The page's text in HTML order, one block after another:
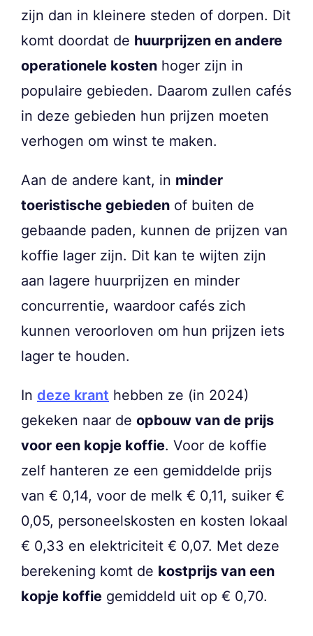
zijn dan in kleinere steden of dorpen. Dit
komt doordat de huurprijzen en andere
operationele kosten hoger zijn in
populaire gebieden. Daarom zullen cafés
in deze gebieden hun prijzen moeten
verhogen om winst te maken.
Aan de andere kant, in minder
toeristische gebieden of buiten de
gebaande paden, kunnen de prijzen van
koffie lager zijn. Dit kan te wijten zijn
aan lagere huurprijzen en minder
concurrentie, waardoor cafés zich
kunnen veroorloven om hun prijzen iets
lager te houden.
In deze krant hebben ze (in 2024)
gekeken naar de opbouw van de prijs
voor een kopje koffie. Voor de koffie
zelf hanteren ze een gemiddelde prijs
van € 0,14, voor de melk € 0,11, suiker €
0,05, personeelskosten en kosten lokaal
€ 0,33 en elektriciteit € 0,07. Met deze
berekening komt de kostprijs van een
kopje koffie gemiddeld uit op € 0,70.